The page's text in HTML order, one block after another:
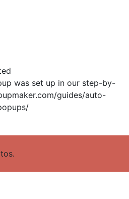
was set up in our step-by-
guides/auto-